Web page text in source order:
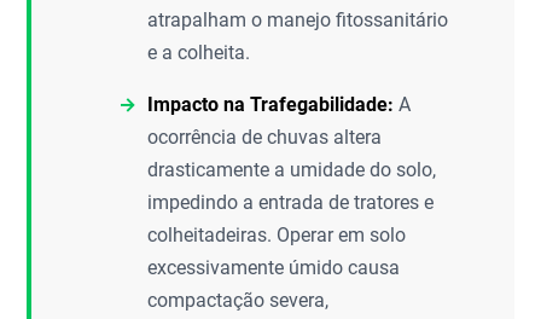
atrapalham o manejo fitossanitário
e a colheita.
Impacto na Trafegabilidade: A
ocorrência de chuvas altera
drasticamente a umidade do solo,
impedindo a entrada de tratores e
colheitadeiras. Operar em solo
excessivamente úmido causa
compactação severa,